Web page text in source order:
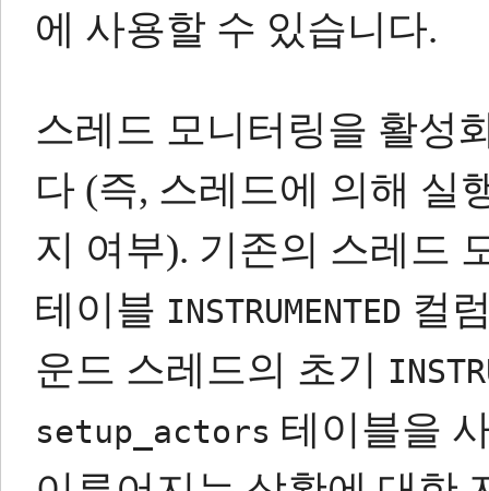
에 사용할 수 있습니다.
스레드 모니터링을 활성
다 (즉, 스레드에 의해 실
지 여부). 기존의 스레드
테이블 INSTRUMENTED 컬
운드 스레드의 초기
setup_actors 테이블을